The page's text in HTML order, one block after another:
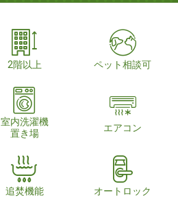
2階以上 ペット相談可
室内洗濯機
置き場
エアコン
追焚機能 オートロック